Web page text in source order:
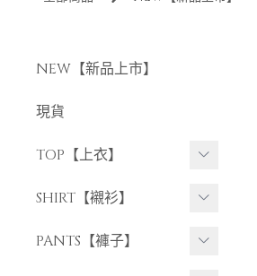
NEW【新品上市】
現貨
TOP【上衣】
短袖上衣
長袖上衣
SHIRT【襯衫】
短袖襯衫
PANTS【褲子】